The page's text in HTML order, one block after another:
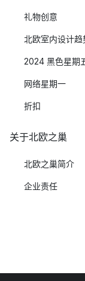
礼物创意
北欧室内设计趋
2024 黑色星期
网络星期一
折扣
关于北欧之巢
北欧之巢简介
企业责任